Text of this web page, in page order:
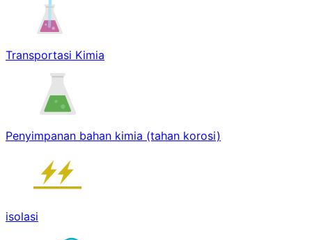
Transportasi Kimia
Penyimpanan bahan kimia (tahan korosi)
isolasi